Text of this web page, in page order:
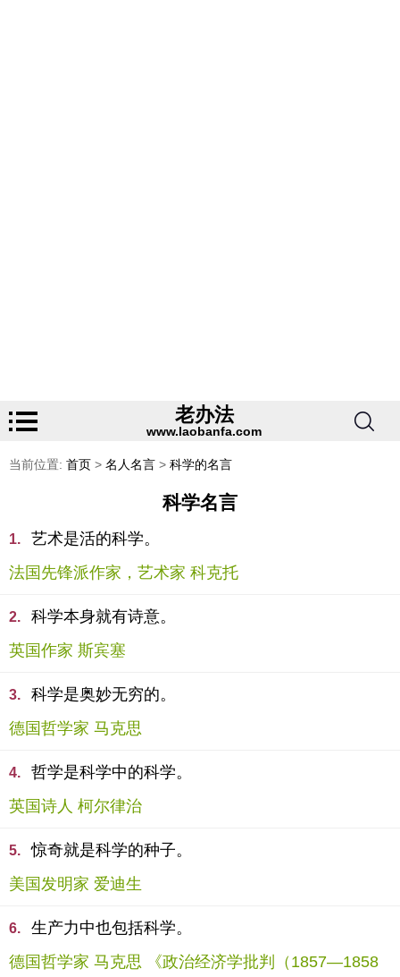
老办法
www.laobanfa.com
当前位置: 首页 > 名人名言 > 科学的名言
科学名言
1.
艺术是活的科学。
法国先锋派作家，艺术家 科克托
2.
科学本身就有诗意。
英国作家 斯宾塞
3.
科学是奥妙无穷的。
德国哲学家 马克思
4.
哲学是科学中的科学。
英国诗人 柯尔律治
5.
惊奇就是科学的种子。
美国发明家 爱迪生
6.
生产力中也包括科学。
德国哲学家 马克思 《政治经济学批判（1857—1858